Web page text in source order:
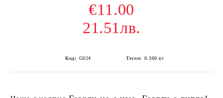
€11.00
21.51лв.
Код: G024 Тегло: 0.360 кг